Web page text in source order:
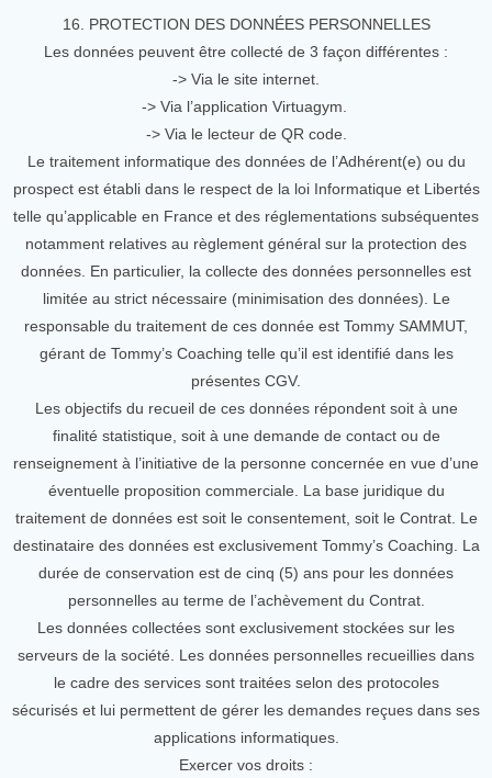
16. PROTECTION DES DONNÉES PERSONNELLES
Les données peuvent être collecté de 3 façon différentes :
-> Via le site internet.
-> Via l’application Virtuagym.
-> Via le lecteur de QR code.
Le traitement informatique des données de l’Adhérent(e) ou du
prospect est établi dans le respect de la loi Informatique et Libertés
telle qu’applicable en France et des réglementations subséquentes
notamment relatives au règlement général sur la protection des
données. En particulier, la collecte des données personnelles est
limitée au strict nécessaire (minimisation des données). Le
responsable du traitement de ces donnée est Tommy SAMMUT,
gérant de Tommy’s Coaching telle qu’il est identifié dans les
présentes CGV.
Les objectifs du recueil de ces données répondent soit à une
finalité statistique, soit à une demande de contact ou de
renseignement à l’initiative de la personne concernée en vue d’une
éventuelle proposition commerciale. La base juridique du
traitement de données est soit le consentement, soit le Contrat. Le
destinataire des données est exclusivement Tommy’s Coaching. La
durée de conservation est de cinq (5) ans pour les données
personnelles au terme de l’achèvement du Contrat.
Les données collectées sont exclusivement stockées sur les
serveurs de la société. Les données personnelles recueillies dans
le cadre des services sont traitées selon des protocoles
sécurisés et lui permettent de gérer les demandes reçues dans ses
applications informatiques.
Exercer vos droits :